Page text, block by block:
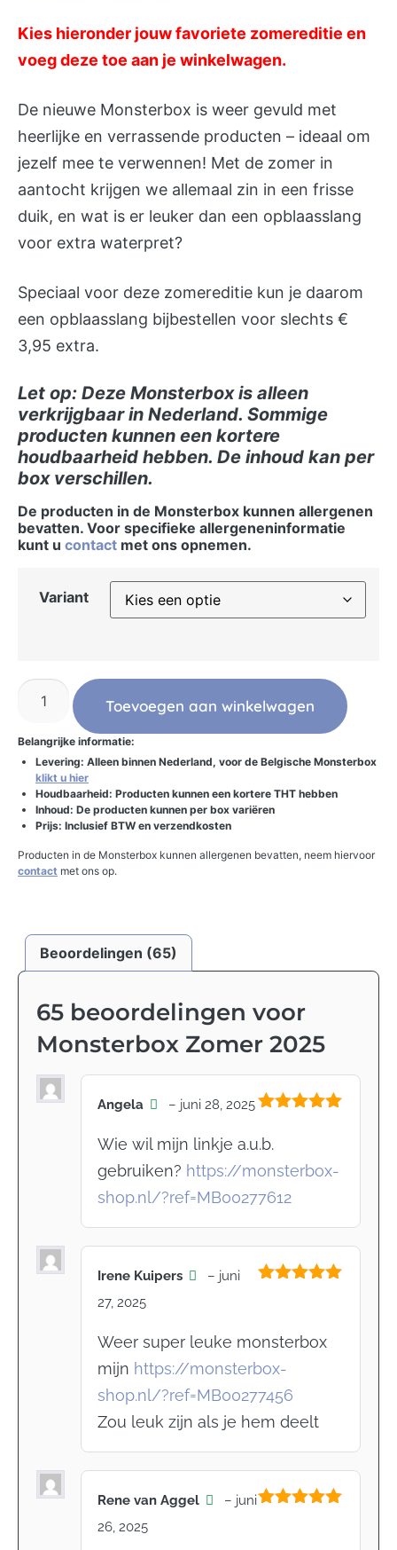
Kies hieronder jouw favoriete zomereditie en
voeg deze toe aan je winkelwagen.
De nieuwe Monsterbox is weer gevuld met
heerlijke en verrassende producten – ideaal om
jezelf mee te verwennen! Met de zomer in
aantocht krijgen we allemaal zin in een frisse
duik, en wat is er leuker dan een opblaasslang
voor extra waterpret?
Speciaal voor deze zomereditie kun je daarom
een opblaasslang bijbestellen voor slechts €
3,95 extra.
Let op: Deze Monsterbox is alleen
verkrijgbaar in Nederland. Sommige
producten kunnen een kortere
houdbaarheid hebben. De inhoud kan per
box verschillen.
De producten in de Monsterbox kunnen allergenen
bevatten. Voor specifieke allergeneninformatie
kunt u contact met ons opnemen.
Variant
Toevoegen aan winkelwagen
Belangrijke informatie:
Levering: Alleen binnen Nederland, voor de Belgische Monsterbox
klikt u hier
Houdbaarheid: Producten kunnen een kortere THT hebben
Inhoud: De producten kunnen per box variëren
Prijs: Inclusief BTW en verzendkosten
Producten in de Monsterbox kunnen allergenen bevatten, neem hiervoor
contact met ons op.
Beoordelingen (65)
65 beoordelingen voor
Monsterbox Zomer 2025
5uit 5
Angela – juni 28, 2025
Wie wil mijn linkje a.u.b.
gebruiken? https://monsterbox-
shop.nl/?ref=MB00277612
Irene Kuipers – juni
27, 2025
Weer super leuke monsterbox
mijn https://monsterbox-
shop.nl/?ref=MB00277456
Zou leuk zijn als je hem deelt
Rene van Aggel – juni
26, 2025